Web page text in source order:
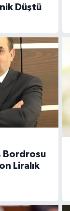
Düştü
Bordrosu
Liralık